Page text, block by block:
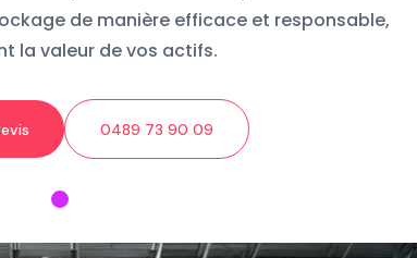
de manière efficace et responsable,
la valeur de vos actifs.
0489 73 90 09